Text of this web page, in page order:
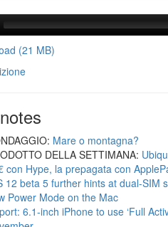
(21 MB)
Mare o montagna?
DELLA SETTIMANA:
con Hype, la prepagata con
12 beta 5 further hints at dual-SIM
Power Mode on the Mac
6.1-inch iPhone to use ‘Full